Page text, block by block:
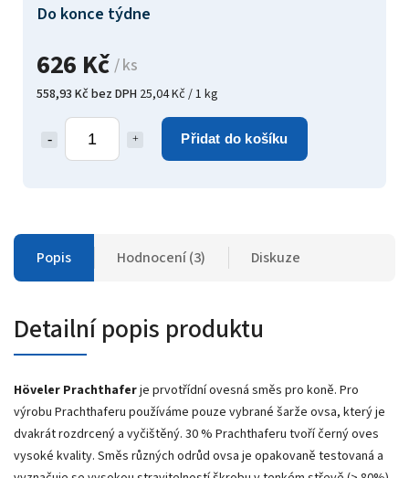
626 Kč / ks
558,93 Kč bez DPH 25,04 Kč / 1 kg
Přidat do košíku
Do konce týdne
Popis Hodnocení (3) Diskuze
Detailní popis produktu
Höveler Pracht­haferje prvotřídní ovesná směs pro koně. Pro
výrobu Prachthaferu používáme pouze vybrané šarže ovsa, který je
dvakrát rozdrcený a vyčištěný. 30 % Prachthaferu tvoří černý oves
vysoké kvality. Směs různých odrůd ovsa je opakovaně testovaná a